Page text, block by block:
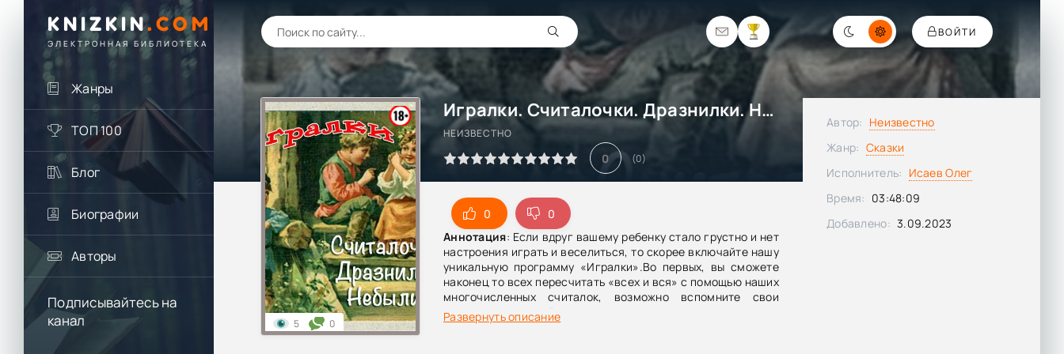
KNIZKIN. COM
ЭЛЕКТРОННАЯ БИБЛИОТЕКА
ВОЙТИ
Жанры
ТОП 100
Блог
Биографии
Авторы
Подписывайтесь на
канал
Игралки. Считалочки. Дразнилки. Небылицы. Сказки
НЕИЗВЕСТНО
0 (0)
0
0
Аннотация: Если вдруг вашему ребенку стало грустно и нет
настроения играть и веселиться, то скорее включайте нашу
уникальную программу «Игралки».Во первых, вы сможете
наконец то всех пересчитать «всех и вся» с помощью наших
многочисленных считалок, возможно вспомните свои
детские считалки.Во вторых, научитесь подшучивать над
окружающими с помощью наших дружеских дразнилок.В
Развернуть описание
5 0
Автор: Неизвестно
Жанр: Сказки
Исполнитель: Исаев Олег
Время: 03:48:09
Добавлено: 3.09.2023